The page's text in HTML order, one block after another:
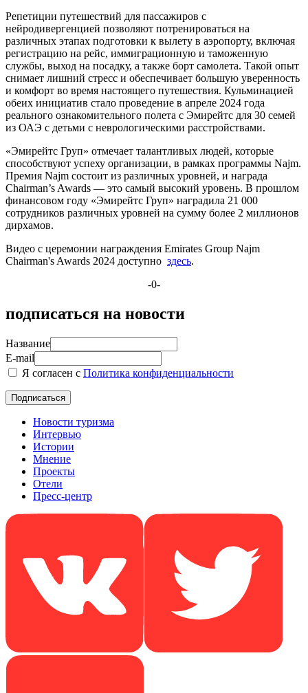
Репетиции путешествий для пассажиров с
нейродивергенцией позволяют потренироваться на
различных этапах подготовки к вылету в аэропорту, включая
регистрацию на рейс, иммиграционную и таможенную
службы, выход на посадку, а также борт самолета. Такой опыт
снимает лишний стресс и обеспечивает большую уверенность
и комфорт во время настоящего путешествия. Кульминацией
обеих инициатив стало проведение в апреле 2024 года
реального ознакомительного полета с Эмирейтс для 30 семей
из ОАЭ с детьми с неврологическими расстройствами.
«Эмирейтс Груп» отмечает талантливых людей, которые
способствуют успеху организации, в рамках программы Najm.
Премия Najm состоит из различных уровней, и награда
Chairman’s Awards — это самый высокий уровень. В прошлом
финансовом году «Эмирейтс Груп» наградила 21 000
сотрудников различных уровней на сумму более 2 миллионов
дирхамов.
Видео с церемонии награждения Emirates Group Najm
Chairman's Awards 2024 доступно здесь.
-0-
подписаться на новости
Название
E-mail
Я согласен с Политика конфиденциальности
Новости туризма
Интервью
Истории
Мнение
Проекты
Отели
Пресс-центр